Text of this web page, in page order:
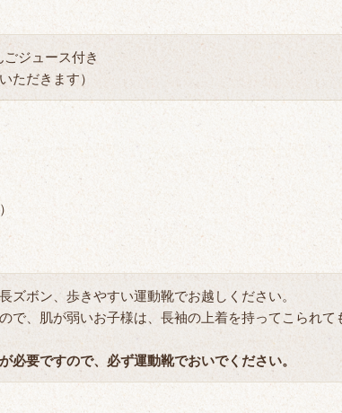
ジュース付き
だきます）
ボン、歩きやすい運動靴でお越しください。
で、肌が弱いお子様は、長袖の上着を持ってこられて
必要ですので、必ず運動靴でおいでください。